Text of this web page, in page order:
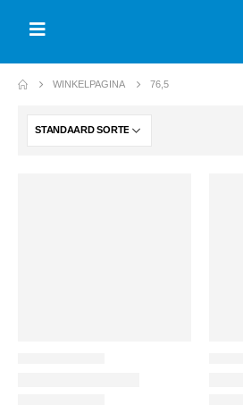
WINKELPAGINA 76,5